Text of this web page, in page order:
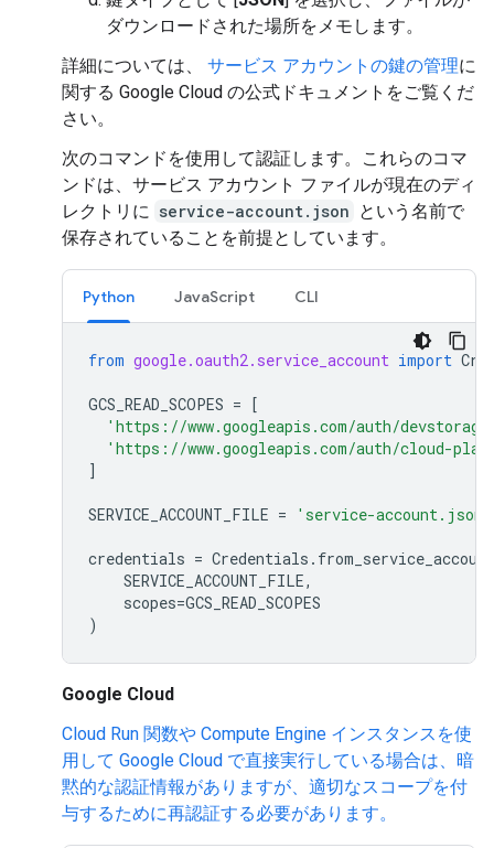
ダウンロードされた場所をメモします。
詳細については、 サービス アカウントの鍵の管理に
関する Google Cloud の公式ドキュメントをご覧くだ
さい。
次のコマンドを使用して認証します。これらのコマ
ンドは、サービス アカウント ファイルが現在のディ
レクトリに service-account.json という名前で
保存されていることを前提としています。
Python JavaScript CLI
from google.oauth2.service_account import
GCS_READ_SCOPES = [
'https://www.googleapis.com/auth/
'https://www.googleapis.com/auth/cloud-
]
SERVICE_ACCOUNT_FILE = 'service-account.json'
credentials = Credentials .
SERVICE_ACCOUNT_FILE,
scopes=GCS_READ_SCOPES
)
Google Cloud
Cloud Run 関数や Compute Engine インスタンスを使
用して Google Cloud で直接実行している場合は、暗
黙的な認証情報がありますが、適切なスコープを付
与するために再認証する必要があります。